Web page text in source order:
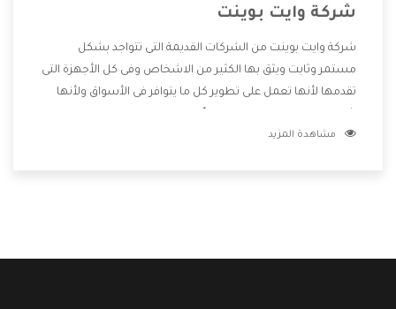
شركة وايت بوينت
شركة وايت بوينت من الشركات القديمة التى تتواجد بشكل
مستمر وثابت ويثق بها الكثير من الاشخاص وفى كل الأجهزة التى
تقدمها لأنها تعمل على تطوير كل ما يتوافر فى الأسواق ولأنها
المنتجات وتقدم للعملاء أقوى العروض والخصومات التى تسهل
مشاهدة المزيد